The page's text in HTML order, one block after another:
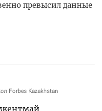
превысил данные
Forbes Kazakhstan